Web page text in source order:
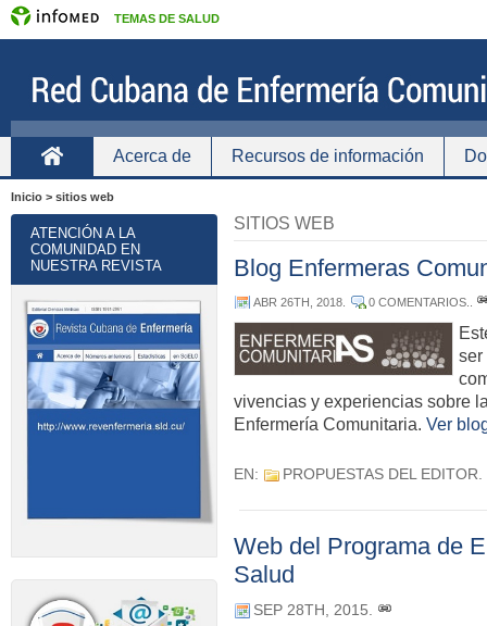
TEMAS DE SALUD
Acerca de Recursos de información
Inicio > sitios web
SITIOS WEB
Blog Enfermeras
ABR 26TH, 2018. 0 COMENTARIOS.
ser
vivencias y experiencias sobre
Enfermería Comunitaria. Ver
EN: PROPUESTAS DEL EDITOR.
Web del Programa de
Salud
SEP 28TH, 2015.
ATENCIÓN A LA
COMUNIDAD EN
NUESTRA REVISTA